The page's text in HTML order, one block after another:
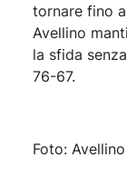
tornare fino
Avellino
la sfida
76-67.
Foto: